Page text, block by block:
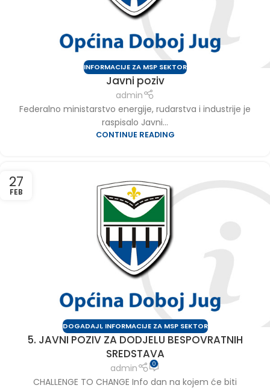
INFORMACIJE ZA MSP SEKTOR
Javni poziv
admin
Federalno ministarstvo energije, rudarstva i industrije je
raspisalo Javni...
CONTINUE READING
27
FEB
DOGADAJI, INFORMACIJE ZA MSP SEKTOR
5. JAVNI POZIV ZA DODJELU BESPOVRATNIH
SREDSTAVA
admin 0
CHALLENGE TO CHANGE Info dan na kojem će biti